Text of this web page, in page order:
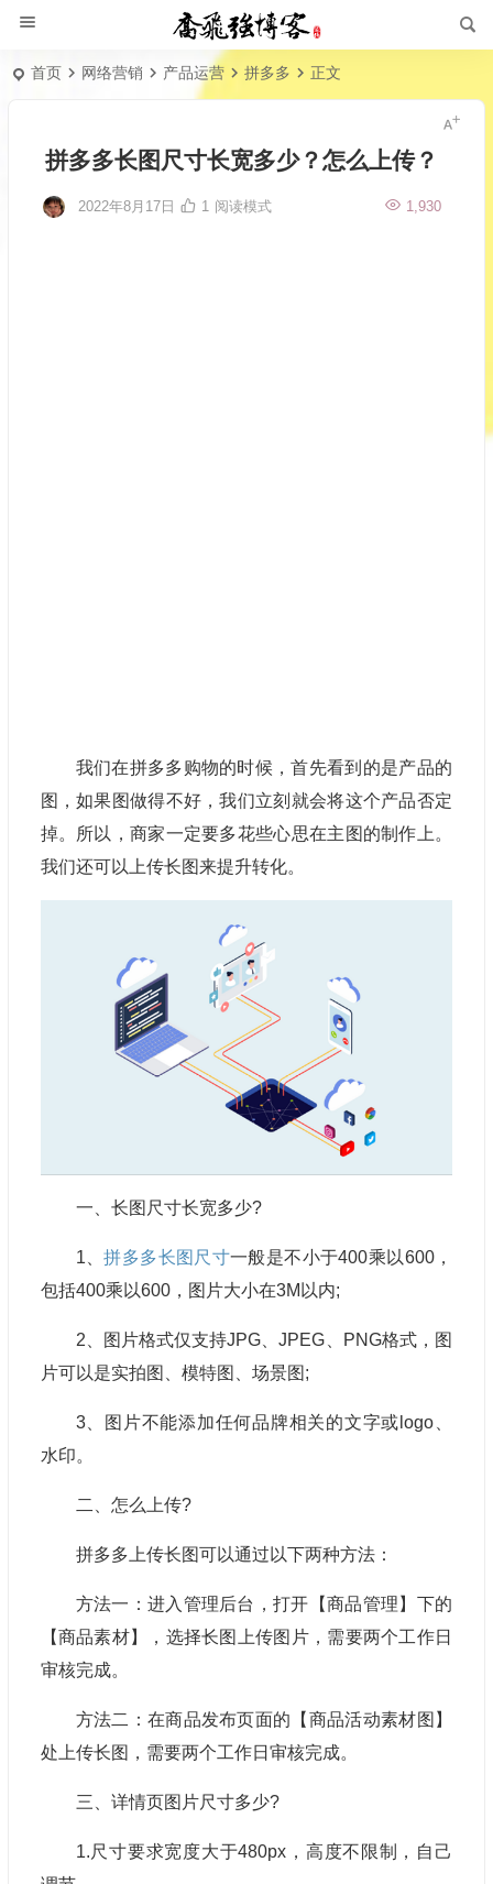
首页 网络营销 产品运营 拼多多 正文
拼多多长图尺寸长宽多少？怎么上传？
2022年8月17日 1,930
1 阅读模式
我们在拼多多购物的时候，首先看到的是产品的
图，如果图做得不好，我们立刻就会将这个产品否定
掉。所以，商家一定要多花些心思在主图的制作上。
我们还可以上传长图来提升转化。
一、长图尺寸长宽多少?
1、拼多多长图尺寸一般是不小于400乘以600，
包括400乘以600，图片大小在3M以内;
2、图片格式仅支持JPG、JPEG、PNG格式，图
片可以是实拍图、模特图、场景图;
3、图片不能添加任何品牌相关的文字或logo、
水印。
二、怎么上传?
拼多多上传长图可以通过以下两种方法：
方法一：进入管理后台，打开【商品管理】下的
【商品素材】，选择长图上传图片，需要两个工作日
审核完成。
方法二：在商品发布页面的【商品活动素材图】
处上传长图，需要两个工作日审核完成。
三、详情页图片尺寸多少?
1.尺寸要求宽度大于480px，高度不限制，自己